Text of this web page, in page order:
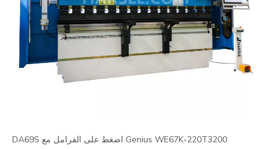
Genius WE67K-220T3200 اضغط على الفرامل مع DA69S